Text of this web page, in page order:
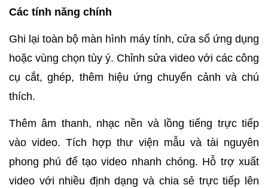
Các tính năng chính
Ghi lại toàn bộ màn hình máy tính, cửa sổ ứng dụng
hoặc vùng chọn tùy ý. Chỉnh sửa video với các công
cụ cắt, ghép, thêm hiệu ứng chuyển cảnh và chú
thích.
Thêm âm thanh, nhạc nền và lồng tiếng trực tiếp
vào video.Tích hợp thư viện mẫu và tài nguyên
phong phú để tạo video nhanh chóng. Hỗ trợ xuất
video với nhiều định dạng và chia sẻ trực tiếp lên